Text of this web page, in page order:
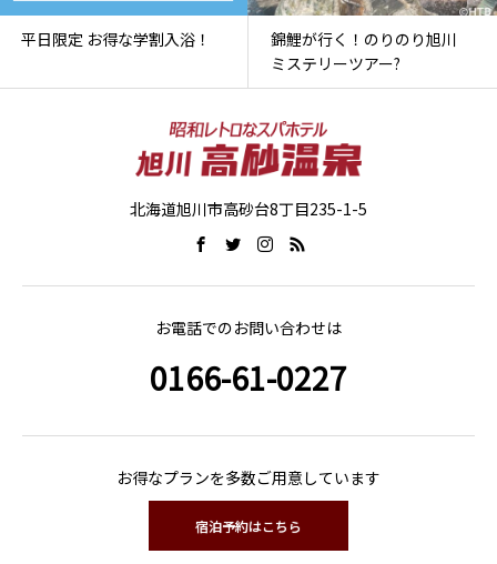
平日限定 お得な学割入浴！
錦鯉が行く！のりのり旭川
ミステリーツアー?
北海道旭川市高砂台8丁目235-1-5
お電話でのお問い合わせは
0166-61-0227
お得なプランを多数ご用意しています
宿泊予約はこちら